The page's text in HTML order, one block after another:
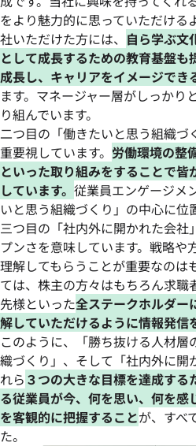
をより魅力的に思っていただける
社いただけた方には、 自ら学ぶ文
として成長するための教育基盤も
成長し、キャリアをイメージでき
ます。マネージャー層がしっかり
り組んでいます。
二つ目の「働きたいと思う組織づ
重要視しています。 労働環境の整
といった取り組みをすることで
しています。 従業員エンゲージメ
いと思う組織づくり」の中心に位
三つ目の「社内外に開かれた会
プンさを意味しています。戦略や
理解してもらうことが重要なのは
ては、株主の方々はもちろん求職
先様といった全ステークホルダー
解していただけるように情報発信
このように、「勝ち抜ける人材
織づくり」、そして「社内外に開
れら ３つの大きな目標を達成す
る従業員が今、何を思い、何を感
を客観的に把握することが、すべ
た。